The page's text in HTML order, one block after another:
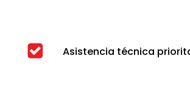
Asistencia técnica